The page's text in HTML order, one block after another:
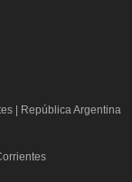
| República Argentina